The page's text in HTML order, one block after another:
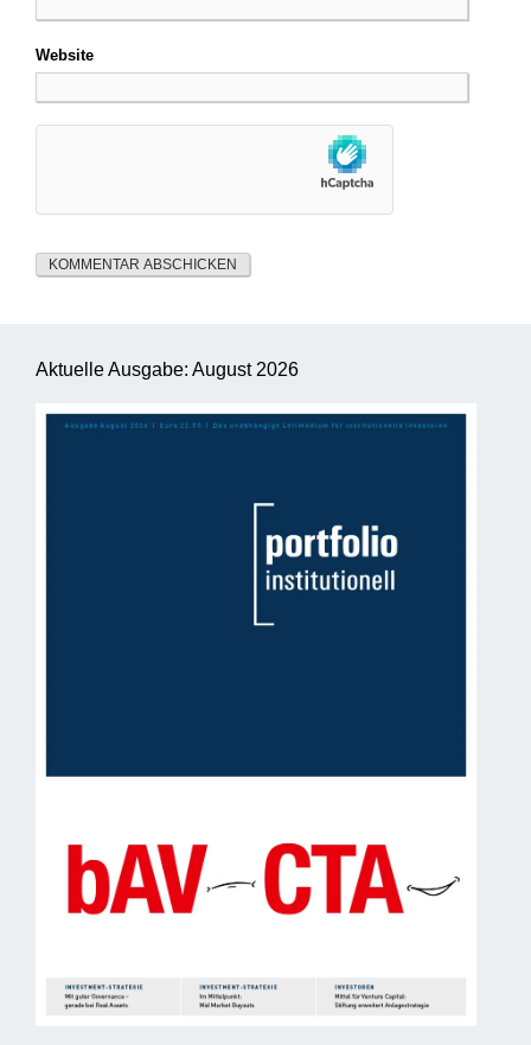
Website
Aktuelle Ausgabe: August 2026